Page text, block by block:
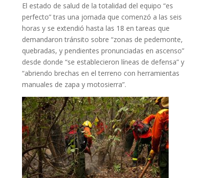
El estado de salud de la totalidad del equipo “es
perfecto” tras una jornada que comenzó a las seis
horas y se extendió hasta las 18 en tareas que
demandaron tránsito sobre “zonas de pedemonte,
quebradas, y pendientes pronunciadas en ascenso”
desde donde “se establecieron líneas de defensa” y
“abriendo brechas en el terreno con herramientas
manuales de zapa y motosierra”.